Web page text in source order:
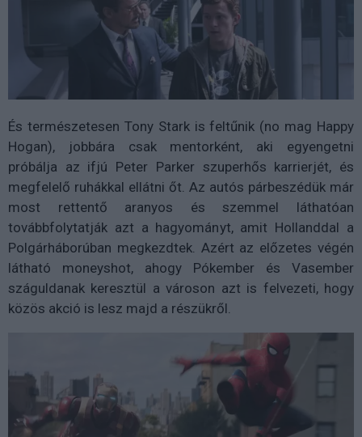
És természetesen Tony Stark is feltűnik (no mag Happy
Hogan), jobbára csak mentorként, aki egyengetni
próbálja az ifjú Peter Parker szuperhős karrierjét, és
megfelelő ruhákkal ellátni őt. Az autós párbeszédük már
most rettentő aranyos és szemmel láthatóan
továbbfolytatják azt a hagyományt, amit Hollanddal a
Polgárháborúban megkezdtek. Azért az előzetes végén
látható moneyshot, ahogy Pókember és Vasember
száguldanak keresztül a városon azt is felvezeti, hogy
közös akció is lesz majd a részükről.